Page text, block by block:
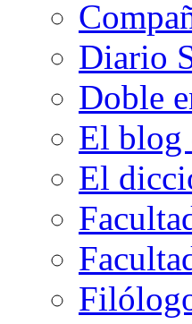
Diario
Doble
El blog
El